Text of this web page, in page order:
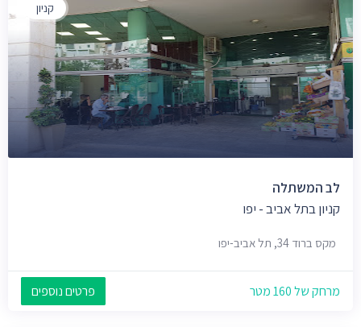
קניון
לב המשתלה
קניון בתל אביב - יפו
מקס ברוד 34, תל אביב-יפו
מרחק של 160 מטר פרטים נוספים